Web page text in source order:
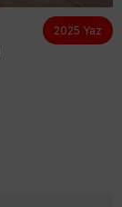
2025 Yaz